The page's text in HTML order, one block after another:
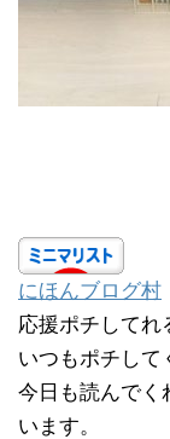
にほんブログ村
応援ポチしてれ
いつもポチして
今日も読んでく
います。